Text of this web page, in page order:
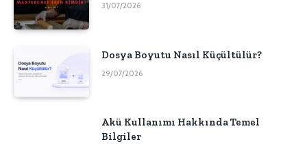
31/07/2026
Dosya Boyutu Nasıl Küçültülür?
29/07/2026
Akü Kullanımı Hakkında Temel
Bilgiler